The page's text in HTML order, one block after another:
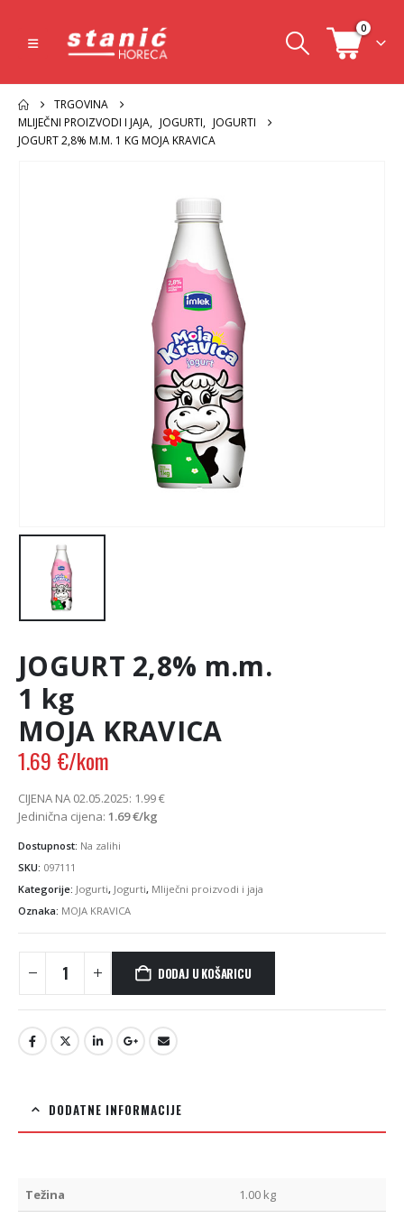
0
TRGOVINA
MLIJEČNI PROIZVODI I JAJA, JOGURTI, JOGURTI
JOGURT 2,8% M.M. 1 KG MOJA KRAVICA
JOGURT 2,8% m.m.
1 kg
MOJA KRAVICA
1.69 €/kom
CIJENA NA 02.05.2025: 1.99€
Jedinična cijena: 1.69€/kg
Dostupnost: Na zalihi
SKU: 097111
Kategorije: Jogurti, Jogurti, Mliječni proizvodi i jaja
Oznaka: MOJA KRAVICA
DODAJ U KOŠARICU
DODATNE INFORMACIJE
Težina 1.00 kg